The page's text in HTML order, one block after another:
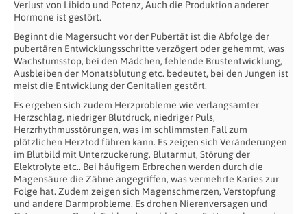
Verlust von Libido und Potenz, Auch die Produktion anderer
Hormone ist gestört.
Beginnt die Magersucht vor der Pubertät ist die Abfolge der
pubertären Entwicklungsschritte verzögert oder gehemmt, was
Wachstumsstop, bei den Mädchen, fehlende Brustentwicklung,
Ausbleiben der Monatsblutung etc. bedeutet, bei den Jungen ist
meist die Entwicklung der Genitalien gestört.
Es ergeben sich zudem Herzprobleme wie verlangsamter
Herzschlag, niedriger Blutdruck, niedriger Puls,
Herzrhythmusstörungen, was im schlimmsten Fall zum
plötzlichen Herztod führen kann. Es zeigen sich Veränderungen
im Blutbild mit Unterzuckerung, Blutarmut, Störung der
Elektrolyte etc.. Bei häufigem Erbrechen werden durch die
Magensäure die Zähne angegriffen, was vermehrte Karies zur
Folge hat. Zudem zeigen sich Magenschmerzen, Verstopfung
und andere Darmprobleme. Es drohen Nierenversagen und